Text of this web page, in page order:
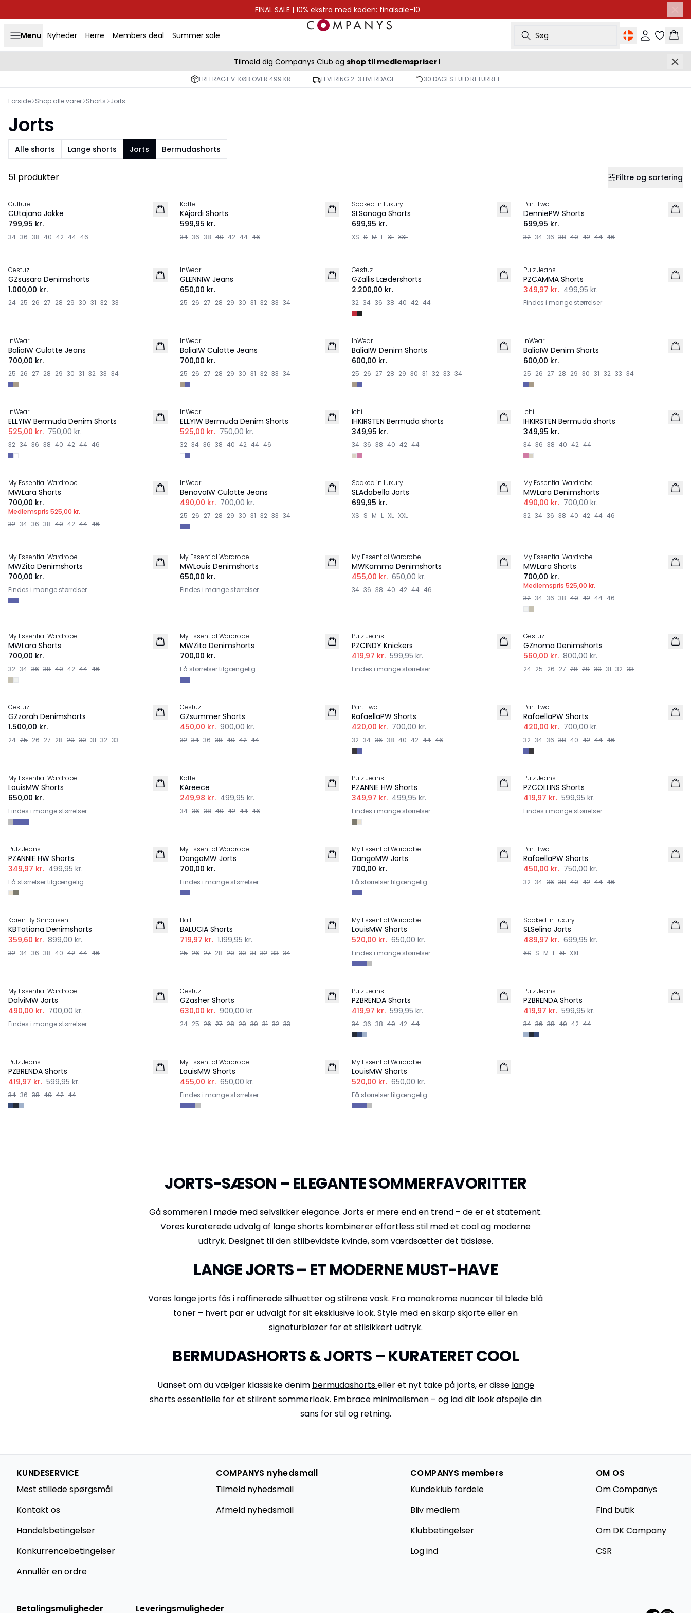
FINAL SALE | 10% ekstra med koden: finalsale-10
Menu Nyheder Herre Members deal Summer sale Søg Log ind Kurv
Tilmeld dig Companys Club og shop til medlemspriser!
FRI FRAGT V. KØB OVER 499 KR. LEVERING 2-3 HVERDAGE 30 DAGES FULD RETURRET
Forside Shop alle varer Shorts Jorts
Jorts
Alle shorts Lange shorts Jorts Bermudashorts
51 produkter Filtre og sortering
NYHED
Culture
CUtajana Jakke
799,95 kr.
34 36 38 40 42 44 46
NYHED
Kaffe
KAjordi Shorts
599,95 kr.
34 36 38 40 42 44 46
NYHED
Soaked in Luxury
SLSanaga Shorts
699,95 kr.
XS S M L XL XXL
NYHED
Part Two
DenniePW Shorts
699,95 kr.
32 34 36 38 40 42 44 46
NYHED
Gestuz
GZsusara Denimshorts
1.000,00 kr.
24 25 26 27 28 29 30 31 32 33
NYHED
InWear
GLENNIW Jeans
650,00 kr.
25 26 27 28 29 30 31 32 33 34
Gestuz
GZallis Lædershorts
2.200,00 kr.
32 34 36 38 40 42 44
Pulz Jeans
PZCAMMA Shorts
349,97 kr. 499,95 kr.
Findes i mange størrelser
NYHED
InWear
BaliaIW Culotte Jeans
700,00 kr.
25 26 27 28 29 30 31 32 33 34
InWear
BaliaIW Culotte Jeans
700,00 kr.
25 26 27 28 29 30 31 32 33 34
NYHED
InWear
BaliaIW Denim Shorts
600,00 kr.
25 26 27 28 29 30 31 32 33 34
NYHED
InWear
BaliaIW Denim Shorts
600,00 kr.
25 26 27 28 29 30 31 32 33 34
InWear
ELLYIW Bermuda Denim Shorts
525,00 kr. 750,00 kr.
32 34 36 38 40 42 44 46
InWear
ELLYIW Bermuda Denim Shorts
525,00 kr. 750,00 kr.
32 34 36 38 40 42 44 46
Ichi
IHKIRSTEN Bermuda shorts
349,95 kr.
34 36 38 40 42 44
Ichi
IHKIRSTEN Bermuda shorts
349,95 kr.
34 36 38 40 42 44
NYHED
My Essential Wardrobe
MWLara Shorts
700,00 kr.
Medlemspris 525,00 kr.
32 34 36 38 40 42 44 46
InWear
BenovaIW Culotte Jeans
490,00 kr. 700,00 kr.
25 26 27 28 29 30 31 32 33 34
NYHED
Soaked in Luxury
SLAdabella Jorts
699,95 kr.
XS S M L XL XXL
My Essential Wardrobe
MWLara Denimshorts
490,00 kr. 700,00 kr.
32 34 36 38 40 42 44 46
NYHED
My Essential Wardrobe
MWZita Denimshorts
700,00 kr.
Findes i mange størrelser
NYHED
My Essential Wardrobe
MWLouis Denimshorts
650,00 kr.
Findes i mange størrelser
My Essential Wardrobe
MWKamma Denimshorts
455,00 kr. 650,00 kr.
34 36 38 40 42 44 46
NYHED
My Essential Wardrobe
MWLara Shorts
700,00 kr.
Medlemspris 525,00 kr.
32 34 36 38 40 42 44 46
My Essential Wardrobe
MWLara Shorts
700,00 kr.
32 34 36 38 40 42 44 46
My Essential Wardrobe
MWZita Denimshorts
700,00 kr.
Få størrelser tilgængelig
Pulz Jeans
PZCINDY Knickers
419,97 kr. 599,95 kr.
Findes i mange størrelser
Gestuz
GZnoma Denimshorts
560,00 kr. 800,00 kr.
24 25 26 27 28 29 30 31 32 33
NYHED
Gestuz
GZzorah Denimshorts
1.500,00 kr.
24 25 26 27 28 29 30 31 32 33
Gestuz
GZsummer Shorts
450,00 kr. 900,00 kr.
32 34 36 38 40 42 44
Part Two
RafaellaPW Shorts
420,00 kr. 700,00 kr.
32 34 36 38 40 42 44 46
Part Two
RafaellaPW Shorts
420,00 kr. 700,00 kr.
32 34 36 38 40 42 44 46
My Essential Wardrobe
LouisMW Shorts
650,00 kr.
Findes i mange størrelser
Kaffe
KAreece
249,98 kr. 499,95 kr.
34 36 38 40 42 44 46
Pulz Jeans
PZANNIE HW Shorts
349,97 kr. 499,95 kr.
Findes i mange størrelser
Pulz Jeans
PZCOLLINS Shorts
419,97 kr. 599,95 kr.
Findes i mange størrelser
Pulz Jeans
PZANNIE HW Shorts
349,97 kr. 499,95 kr.
Få størrelser tilgængelig
My Essential Wardrobe
DangoMW Jorts
700,00 kr.
Findes i mange størrelser
My Essential Wardrobe
DangoMW Jorts
700,00 kr.
Få størrelser tilgængelig
Part Two
RafaellaPW Shorts
450,00 kr. 750,00 kr.
32 34 36 38 40 42 44 46
Karen By Simonsen
KBTatiana Denimshorts
359,60 kr. 899,00 kr.
32 34 36 38 40 42 44 46
Ball
BALUCIA Shorts
719,97 kr. 1.199,95 kr.
25 26 27 28 29 30 31 32 33 34
My Essential Wardrobe
LouisMW Shorts
520,00 kr. 650,00 kr.
Findes i mange størrelser
Soaked in Luxury
SLSelino Jorts
489,97 kr. 699,95 kr.
XS S M L XL XXL
My Essential Wardrobe
DalviMW Jorts
490,00 kr. 700,00 kr.
Findes i mange størrelser
Gestuz
GZasher Shorts
630,00 kr. 900,00 kr.
24 25 26 27 28 29 30 31 32 33
Pulz Jeans
PZBRENDA Shorts
419,97 kr. 599,95 kr.
34 36 38 40 42 44
Pulz Jeans
PZBRENDA Shorts
419,97 kr. 599,95 kr.
34 36 38 40 42 44
Pulz Jeans
PZBRENDA Shorts
419,97 kr. 599,95 kr.
34 36 38 40 42 44
My Essential Wardrobe
LouisMW Shorts
455,00 kr. 650,00 kr.
Findes i mange størrelser
My Essential Wardrobe
LouisMW Shorts
520,00 kr. 650,00 kr.
Få størrelser tilgængelig
JORTS-SÆSON – ELEGANTE SOMMERFAVORITTER
Gå sommeren i møde med selvsikker elegance. Jorts er mere end en trend – de er et statement.
Vores kuraterede udvalg af lange shorts kombinerer effortless stil med et cool og moderne
udtryk. Designet til den stilbevidste kvinde, som værdsætter det tidsløse.
LANGE JORTS – ET MODERNE MUST-HAVE
Vores lange jorts fås i raffinerede silhuetter og stilrene vask. Fra monokrome nuancer til bløde blå
toner – hvert par er udvalgt for sit eksklusive look. Style med en skarp skjorte eller en
signaturblazer for et stilsikkert udtryk.
BERMUDASHORTS & JORTS – KURATERET COOL
Uanset om du vælger klassiske denim bermudashortseller et nyt take på jorts, er disse lange
shortsessentielle for et stilrent sommerlook. Embrace minimalismen – og lad dit look afspejle din
sans for stil og retning.
KUNDESERVICE
Mest stillede spørgsmål
Kontakt os
Handelsbetingelser
Konkurrencebetingelser
Annullér en ordre
COMPANYS nyhedsmail
Tilmeld nyhedsmail
Afmeld nyhedsmail
COMPANYS members
Kundeklub fordele
Bliv medlem
Klubbetingelser
Log ind
OM OS
Om Companys
Find butik
Om DK Company
CSR
Betalingsmuligheder Leveringsmuligheder